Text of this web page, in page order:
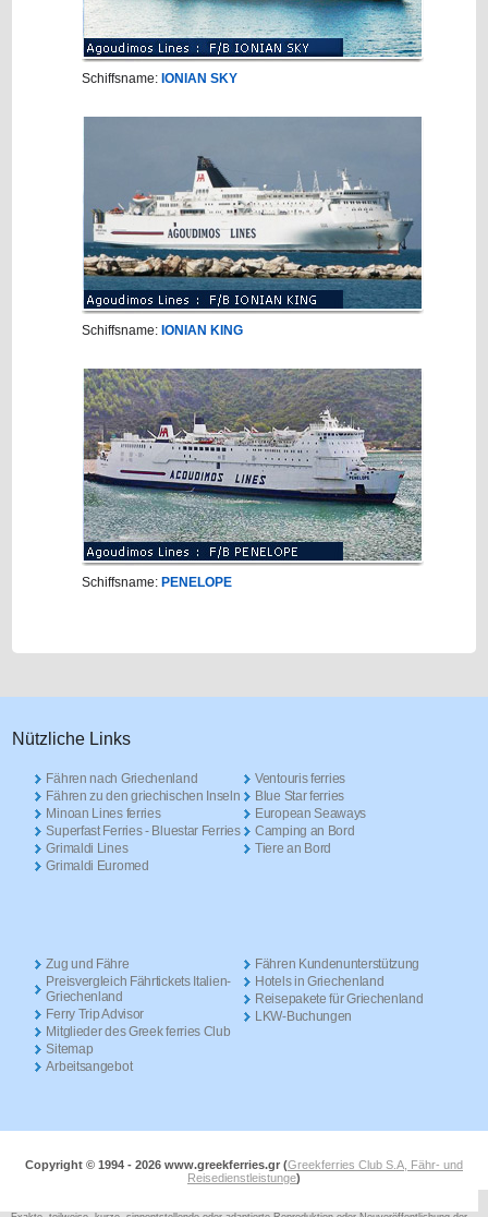
Schiffsname: IONIAN SKY
Schiffsname: IONIAN KING
Schiffsname: PENELOPE
Nützliche Links
Fähren nach Griechenland
Fähren zu den griechischen Inseln
Minoan Lines ferries
Superfast Ferries - Bluestar Ferries
Grimaldi Lines
Grimaldi Euromed
Ventouris ferries
Blue Star ferries
European Seaways
Camping an Bord
Tiere an Bord
Zug und Fähre
Preisvergleich Fährtickets Italien-
Griechenland
Ferry Trip Advisor
Mitglieder des Greek ferries Club
Sitemap
Arbeitsangebot
Fähren Kundenunterstützung
Hotels in Griechenland
Reisepakete für Griechenland
LKW-Buchungen
Copyright © 1994 - 2026 www.greekferries.gr (Greekferries Club S.A, Fähr- und
Reisedienstleistunge)